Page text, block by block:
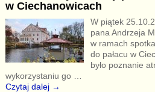
w Ciechanowicach
W piątek
pana Andrzeja
w ramach
do pałacu w
było poznanie
wykorzystaniu go
Czytaj dalej →